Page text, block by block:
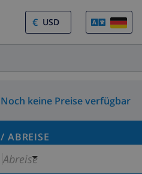
€
Noch keine Preise verfügbar
/ ABREISE
Abreise